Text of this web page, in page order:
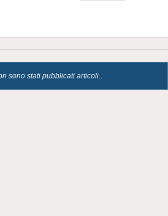
sono stati pubblicati articoli..